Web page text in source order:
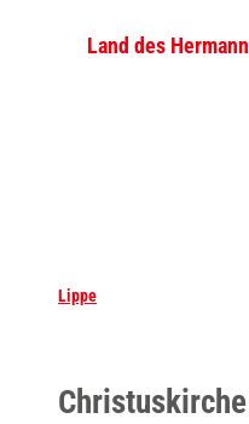
Land des Hermann
Lippe
Christuskirche